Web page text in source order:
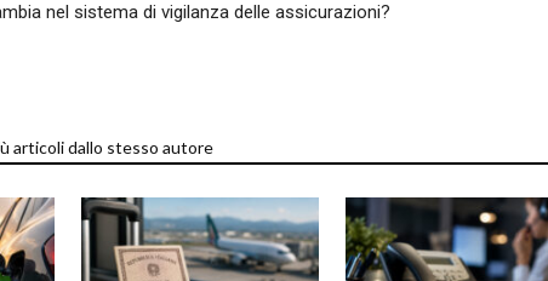
nel sistema di vigilanza delle assicurazioni?
articoli dallo stesso autore